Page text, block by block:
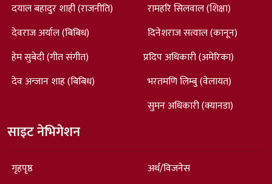
दयाल बहादुर शाही (राजनीति)
देवराज अर्याल (बिबिध)
हेम सुबेदी (गीत संगीत)
देव अन्जान शाह (बिबिध)
रामहरि सिलवाल (शिक्षा)
दिनेशराज सत्याल (कानून)
प्रदिप अधिकारी (अमेरिका)
भरतमणि लिम्बु (वेलायत)
सुमन अधिकारी (क्यानडा)
साइट नेभिगेशन
गृहपृष्ठ
अर्थ/विजनेस